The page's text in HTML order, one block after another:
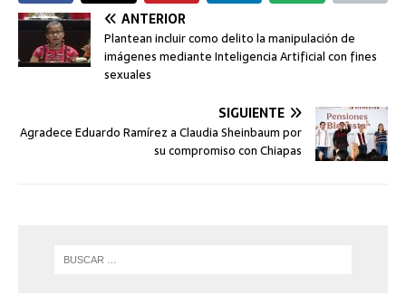
ANTERIOR
Plantean incluir como delito la manipulación de
imágenes mediante Inteligencia Artificial con fines
sexuales
SIGUIENTE
Agradece Eduardo Ramírez a Claudia Sheinbaum por
su compromiso con Chiapas